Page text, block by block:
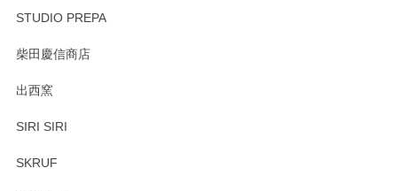
STUDIO PREPA
柴田慶信商店
出西窯
SIRI SIRI
SKRUF